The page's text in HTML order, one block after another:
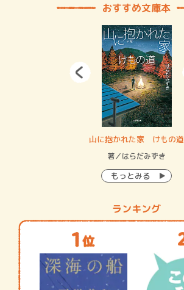
おすすめ文庫本
山に抱かれた家 けもの道
著／はらだみずき
もっとみる
ランキング